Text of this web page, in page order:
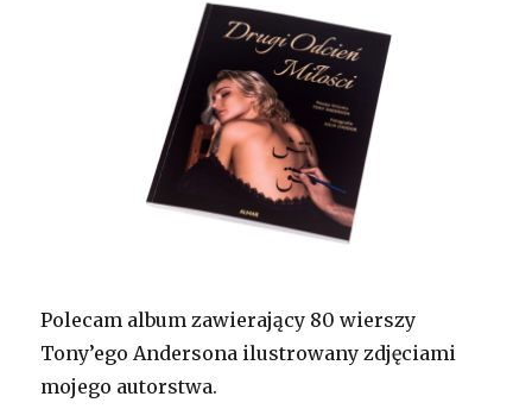
Polecam album zawierający 80 wierszy
Tony’ego Andersona ilustrowany zdjęciami
mojego autorstwa.